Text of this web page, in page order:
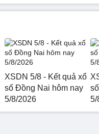
XSDN 5/8 - Kết quả xổ
số Đồng Nai hôm nay
5/8/2026
5/